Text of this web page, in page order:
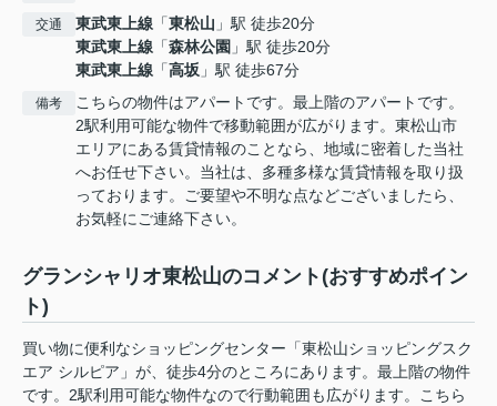
交通 東武東上線 「東松山 」駅 徒歩20分
東武東上線 「森林公園 」駅 徒歩20分
東武東上線 「高坂 」駅 徒歩67分
備考
こちらの物件はアパートです。最上階のアパートです。
2駅利用可能な物件で移動範囲が広がります。東松山市
エリアにある賃貸情報のことなら、地域に密着した当社
へお任せ下さい。当社は、多種多様な賃貸情報を取り扱
っております。ご要望や不明な点などございましたら、
お気軽にご連絡下さい。
グランシャリオ東松山のコメント(おすすめポイン
ト)
買い物に便利なショッピングセンター「東松山ショッピングスク
エア シルピア」が、徒歩4分のところにあります。最上階の物件
です。2駅利用可能な物件なので行動範囲も広がります。こちら